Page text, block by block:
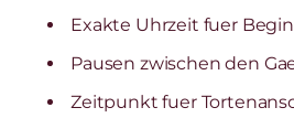
Exakte Uhrzeit fuer
Pausen zwischen den
Zeitpunkt fuer